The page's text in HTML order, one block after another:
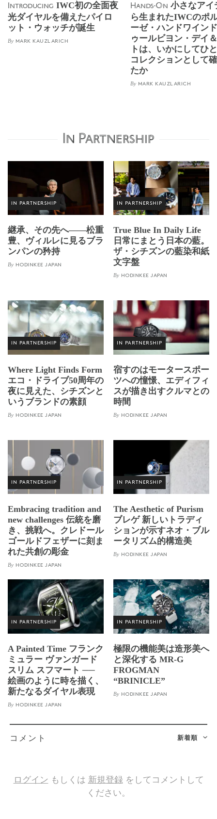
Introducing IWC初の全面夜
光ダイヤルを備えたパイロ
ット・ウォッチが誕生
By MARK KAUZLARICH
Hands-On 小さなアイ
ら生まれたIWCのポ
ーゼ・ハンドワイン
ゥールビヨン・デイ
トは、いかにしてひ
コレクションとして
たか
By MARK KAUZLARICH
In Partnership
IN PARTNERSHIP
継承、その先へ——松重
豊、ヴィルレに見るブラ
ンパンの矜持
By HODINKEE JAPAN
IN PARTNERSHIP
True Blue In Daily Life
日常にまとう日本の藍。
ザ・シチズンの藍染和紙
文字盤
By HODINKEE JAPAN
IN PARTNERSHIP
Where Light Finds Form
エコ・ドライブ50周年の
夜に見えた、シチズンと
いうブランドの素顔
By HODINKEE JAPAN
IN PARTNERSHIP
宿すのはモータースポー
ツへの憧憬、エディフィ
スが描き出すクルマとの
時間
By HODINKEE JAPAN
IN PARTNERSHIP
Embracing tradition and
new challenges 伝統を磨
き、挑戦へ。クレドール
ゴールドフェザーに刻ま
れた共創の彫金
By HODINKEE JAPAN
IN PARTNERSHIP
The Aesthetic of Purism
ブレゲ 新しいトラディ
ションが示すネオ・ブル
ータリズム的構造美
By HODINKEE JAPAN
IN PARTNERSHIP
A Painted Time フランク
ミュラー ヴァンガード
スリム スフマート ──
絵画のように時を描く、
新たなるダイヤル表現
By HODINKEE JAPAN
IN PARTNERSHIP
極限の機能美は造形美へ
と深化する MR-G
FROGMAN
“BRINICLE”
By HODINKEE JAPAN
新着順
コメント
ログイン もしくは 新規登録をしてコメントして
ください。